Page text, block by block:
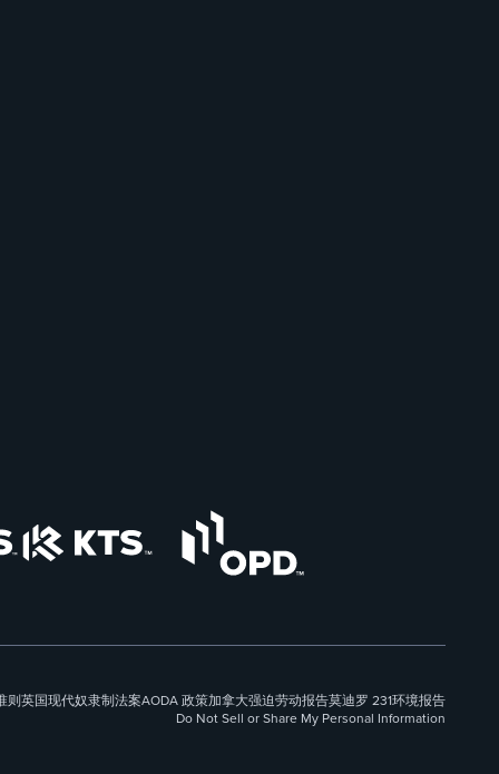
则英国现代奴隶制法案AODA 政策加拿大强迫劳动报告莫迪罗 231环境报告
Do Not Sell or Share My Personal Information